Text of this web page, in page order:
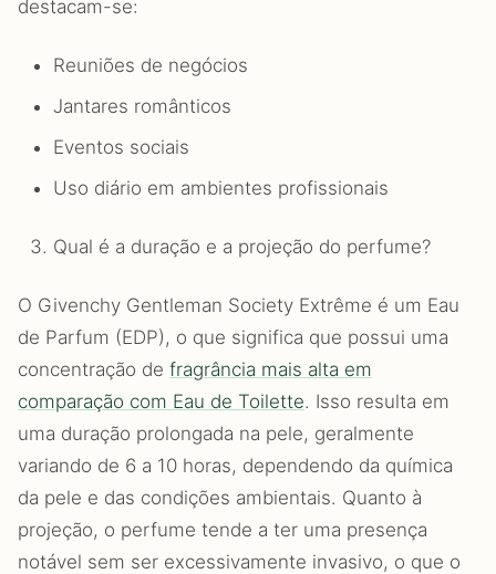
destacam-se:
Reuniões de negócios
Jantares românticos
Eventos sociais
Uso diário em ambientes profissionais
Qual é a duração e a projeção do perfume?
O Givenchy Gentleman Society Extrême é um Eau
de Parfum (EDP), o que significa que possui uma
concentração de fragrância mais alta em
comparação com Eau de Toilette. Isso resulta em
uma duração prolongada na pele, geralmente
variando de 6 a 10 horas, dependendo da química
da pele e das condições ambientais. Quanto à
projeção, o perfume tende a ter uma presença
notável sem ser excessivamente invasivo, o que o